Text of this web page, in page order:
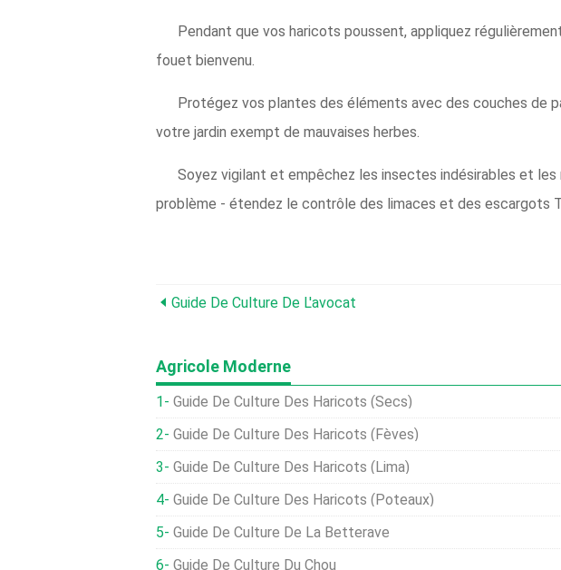
Pendant que vos haricots poussent, appliquez
fouet bienvenu.
Protégez vos plantes des éléments avec des couches de
votre jardin exempt de mauvaises herbes.
Soyez vigilant et empêchez les insectes indésirables et
problème - étendez le contrôle des limaces et des escargots
Guide De Culture De L'avocat
Agricole Moderne
Guide De Culture Des Haricots (secs)
Guide De Culture Des Haricots (fèves)
Guide De Culture Des Haricots (Lima)
Guide De Culture Des Haricots (poteaux)
Guide De Culture De La Betterave
Guide De Culture Du Chou